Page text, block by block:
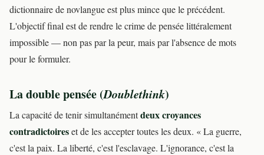
dictionnaire de novlangue est plus mince que le précédent.
L'objectif final est de rendre le crime de pensée littéralement
impossible — non pas par la peur, mais par l'absence de mots
pour le formuler.
La double pensée (Doublethink)
La capacité de tenir simultanémentdeux croyances
contradictoireset de les accepter toutes les deux. « La guerre,
c'est la paix. La liberté, c'est l'esclavage. L'ignorance, c'est la